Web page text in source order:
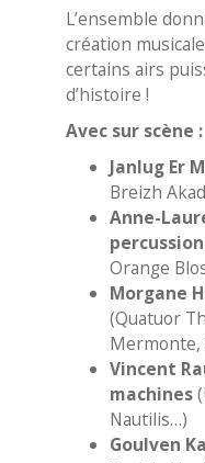
L’ensemble
création
certains airs
d’histoire !
Avec sur scène :
Janlug Er
Breizh
Anne-
Orange
Morgane
(Quatuor
Mermonte,
Vincent
machines
Nautilis…)
Goulven